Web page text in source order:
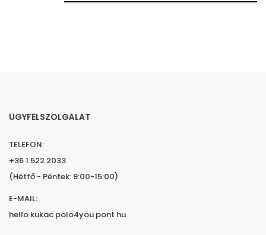
ÜGYFÉLSZOLGÁLAT
TELEFON:
+36 1 522 2033
(Hétfő - Péntek: 9:00-15:00)
E-MAIL:
hello kukac polo4you pont hu